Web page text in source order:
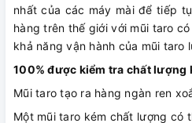
nhất của các máy mài để tiếp
hàng trên thế giới với mũi taro
khả năng vận hành của mũi taro
100% được kiểm tra chất lượng
Mũi taro tạo ra hàng ngàn ren
Một mũi taro kém chất lượng có